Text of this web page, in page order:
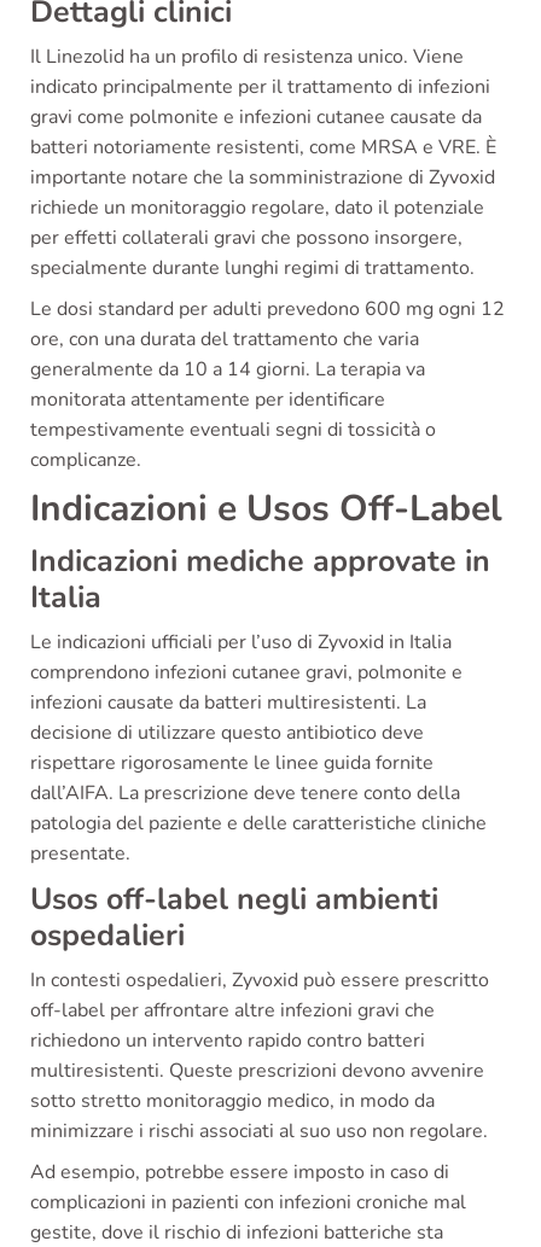
Dettagli clinici
Il Linezolid ha un profilo di resistenza unico. Viene
indicato principalmente per il trattamento di infezioni
gravi come polmonite e infezioni cutanee causate da
batteri notoriamente resistenti, come MRSA e VRE. È
importante notare che la somministrazione di Zyvoxid
richiede un monitoraggio regolare, dato il potenziale
per effetti collaterali gravi che possono insorgere,
specialmente durante lunghi regimi di trattamento.
Le dosi standard per adulti prevedono 600 mg ogni 12
ore, con una durata del trattamento che varia
generalmente da 10 a 14 giorni. La terapia va
monitorata attentamente per identificare
tempestivamente eventuali segni di tossicità o
complicanze.
Indicazioni e Usos Off-Label
Indicazioni mediche approvate in
Italia
Le indicazioni ufficiali per l’uso di Zyvoxid in Italia
comprendono infezioni cutanee gravi, polmonite e
infezioni causate da batteri multiresistenti. La
decisione di utilizzare questo antibiotico deve
rispettare rigorosamente le linee guida fornite
dall’AIFA. La prescrizione deve tenere conto della
patologia del paziente e delle caratteristiche cliniche
presentate.
Usos off-label negli ambienti
ospedalieri
In contesti ospedalieri, Zyvoxid può essere prescritto
off-label per affrontare altre infezioni gravi che
richiedono un intervento rapido contro batteri
multiresistenti. Queste prescrizioni devono avvenire
sotto stretto monitoraggio medico, in modo da
minimizzare i rischi associati al suo uso non regolare.
Ad esempio, potrebbe essere imposto in caso di
complicazioni in pazienti con infezioni croniche mal
gestite, dove il rischio di infezioni batteriche sta